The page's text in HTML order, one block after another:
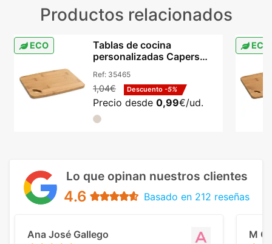
Productos relacionados
ECO
Tablas de cocina
personalizadas Capers
Ref: 35465
1,04€ Descuento -5%
Precio desde 0,99€/ud.
ECO
Lo que opinan nuestros clientes
4.6 Basado en 212 reseñas
Ana José Gallego M C